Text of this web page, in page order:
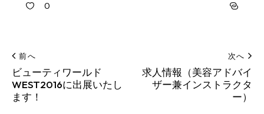
0
前へ
ビューティワールド
WEST2016に出展いたし
ます！
次へ
求人情報（美容アドバイ
ザー兼インストラクタ
ー）